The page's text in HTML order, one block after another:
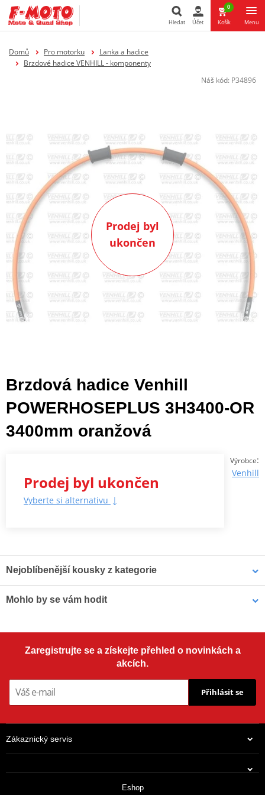
Hledat Účet
0
Košík Menu
Domů Pro motorku
Lanka a hadice
Brzdové hadice VENHILL - komponenty
Náš kód: P34896
Prodej byl
ukončen
Brzdová hadice Venhill
POWERHOSEPLUS 3H3400-OR
3400mm oranžová
Výrobce:
Venhill
Prodej byl ukončen
Vyberte si alternativu
Nejoblíbenější kousky z kategorie
YE 500mm žlutá
3/60097S 45° nerez
Mohlo by se vám hodit
VWK011
Zaregistrujte se a získejte přehled o novinkách a
akcích.
Přihlásit se
Zákaznický servis
Eshop